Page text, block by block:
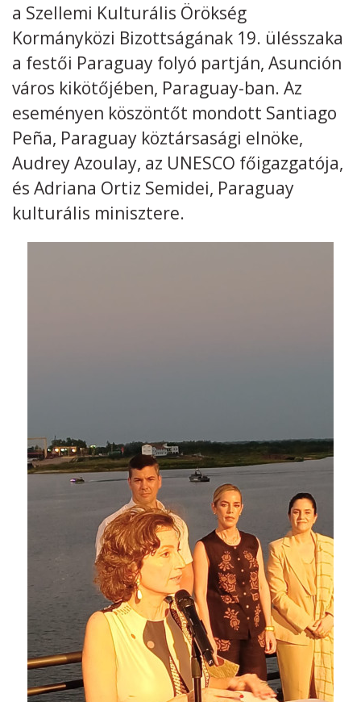
Kövess minket unescohungary
Adatkezelési tájékoztató Impresszum
Technikai információk
RSS
a Szellemi Kulturális Örökség
Kormányközi Bizottságának 19. ülésszaka
a festői Paraguay folyó partján, Asunción
város kikötőjében, Paraguay-ban. Az
eseményen köszöntőt mondott Santiago
Peña, Paraguay köztársasági elnöke,
Audrey Azoulay, az UNESCO főigazgatója,
és Adriana Ortiz Semidei, Paraguay
kulturális minisztere.